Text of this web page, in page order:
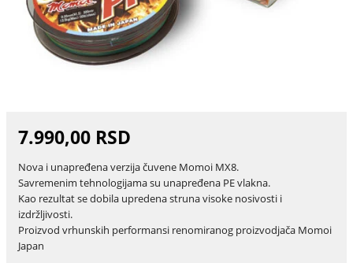
7.990,00 RSD
Nova i unapređena verzija čuvene Momoi MX8.
Savremenim tehnologijama su unapređena PE vlakna.
Kao rezultat se dobila upredena struna visoke nosivosti i
izdržljivosti.
Proizvod vrhunskih performansi renomiranog proizvodjača Momoi
Japan